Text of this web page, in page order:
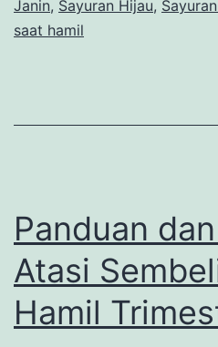
Janin, Sayuran Hijau,
saat hamil
Panduan
Atasi
Hamil